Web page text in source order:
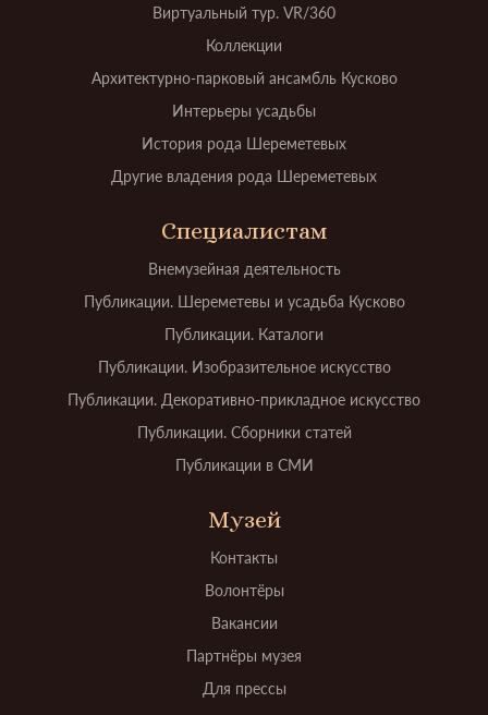
Виртуальный тур. VR/360
Коллекции
Архитектурно-парковый ансамбль Кусково
Интерьеры усадьбы
История рода Шереметевых
Другие владения рода Шереметевых
Специалистам
Внемузейная деятельность
Публикации. Шереметевы и усадьба Кусково
Публикации. Каталоги
Публикации. Изобразительное искусство
Публикации. Декоративно-прикладное искусство
Публикации. Сборники статей
Публикации в СМИ
Музей
Контакты
Волонтёры
Вакансии
Партнёры музея
Для прессы